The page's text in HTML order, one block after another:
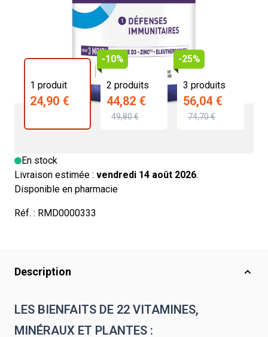
24,90 € 4.8/5 -
1 produit
24,90 €
-10%
2 produits
44,82 €
49,80 €
-25%
3 produits
56,04 €
74,70 €
En stock
Livraison estimée : vendredi 14 août 2026.
Disponible en pharmacie
Réf. : RMD0000333
Description
LES BIENFAITS DE 22 VITAMINES,
MINÉRAUX ET PLANTES :